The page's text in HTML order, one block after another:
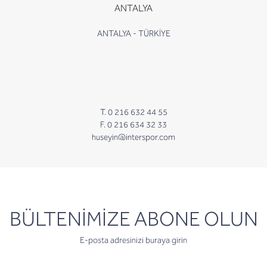
ANTALYA
ANTALYA - TÜRKİYE
T. 0 216 632 44 55
F. 0 216 634 32 33
huseyin@interspor.com
BÜLTENİMİZE ABONE OLUN
E-posta adresinizi buraya girin
newsletter